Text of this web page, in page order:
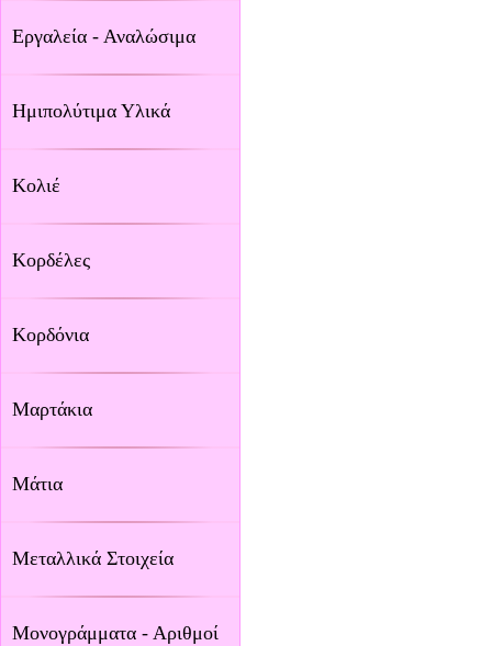
Εργαλεία - Αναλώσιμα
Ημιπολύτιμα Υλικά
Κολιέ
Κορδέλες
Κορδόνια
Μαρτάκια
Μάτια
Μεταλλικά Στοιχεία
Μονογράμματα - Αριθμοί